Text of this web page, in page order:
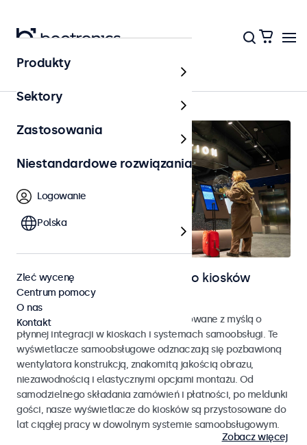
Kioski i stanowiska samoobsługowe
Monitory i ekrany dotykowe do kiosków
samoobsługowych
Monitory i ekrany dotykowe zaprojektowane z myślą o
płynnej integracji w kioskach i systemach samoobsługi. Te
wyświetlacze samoobsługowe odznaczają się pozbawioną
wentylatora konstrukcją, znakomitą jakością obrazu,
niezawodnością i elastycznymi opcjami montażu. Od
samodzielnego składania zamówień i płatności, po meldunki
gości, nasze wyświetlacze do kiosków są przystosowane do
lat ciągłej pracy w dowolnym systemie samoobsługowym.
Zobacz więcej
Produkty
Sektory
Zastosowania
Niestandardowe rozwiązania
Logowanie
Polska
Zleć wycenę
Centrum pomocy
O nas
Kontakt